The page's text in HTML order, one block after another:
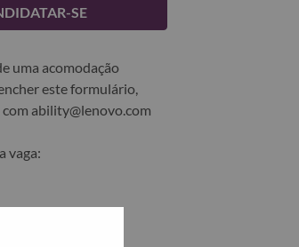
SE
uma acomodação
este formulário,
ability@lenovo.com
vaga:
应用开发工程师 no LinkedIn
Android应用开发工程师 com um amigo por